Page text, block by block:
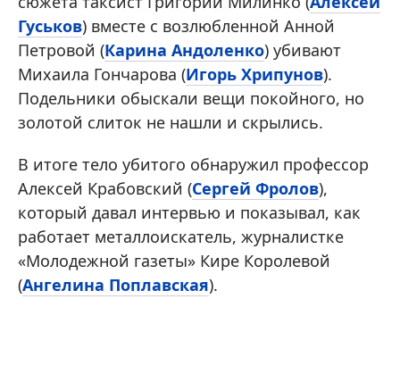
Гуськов) вместе с возлюбленной Анной
Петровой (Карина Андоленко) убивают
Михаила Гончарова (Игорь Хрипунов).
Подельники обыскали вещи покойного, но
золотой слиток не нашли и скрылись.
В итоге тело убитого обнаружил профессор
Алексей Крабовский (Сергей Фролов),
который давал интервью и показывал, как
работает металлоискатель, журналистке
«Молодежной газеты» Кире Королевой
(Ангелина Поплавская).